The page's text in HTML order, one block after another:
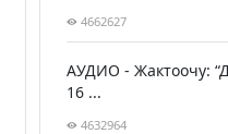
4662627
АУДИО - Жактоочу:
16 ...
4632964